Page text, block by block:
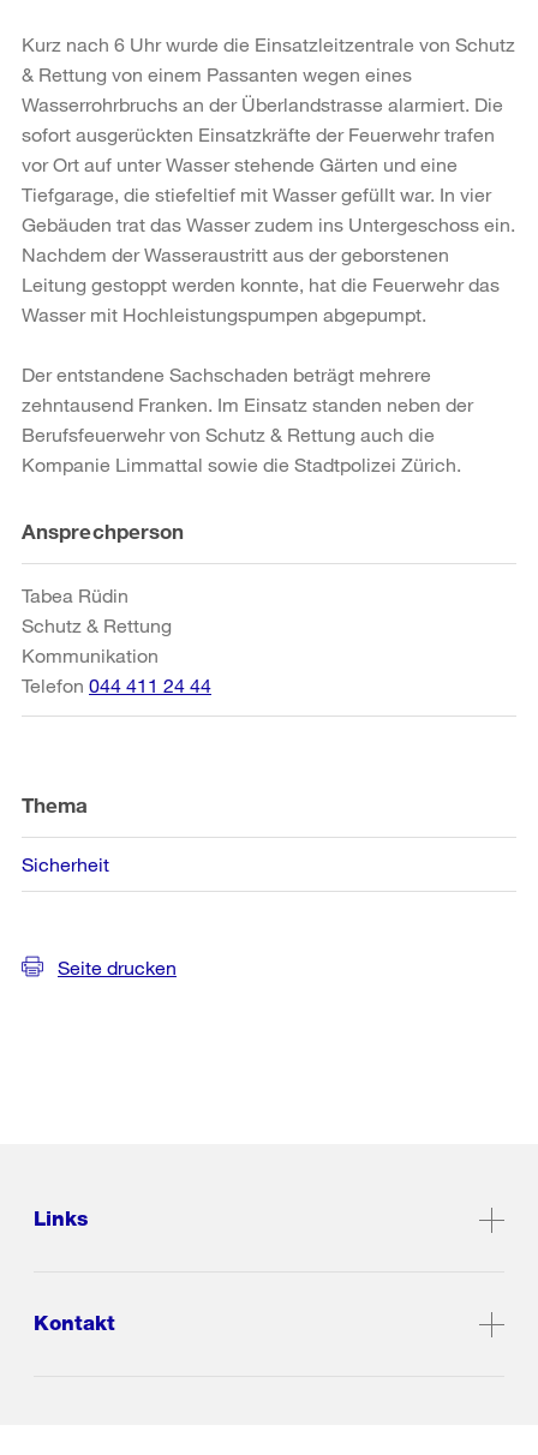
Kurz nach 6 Uhr wurde die Einsatzleitzentrale von Schutz
& Rettung von einem Passanten wegen eines
Wasserrohrbruchs an der Überlandstrasse alarmiert. Die
sofort ausgerückten Einsatzkräfte der Feuerwehr trafen
vor Ort auf unter Wasser stehende Gärten und eine
Tiefgarage, die stiefeltief mit Wasser gefüllt war. In vier
Gebäuden trat das Wasser zudem ins Untergeschoss ein.
Nachdem der Wasseraustritt aus der geborstenen
Leitung gestoppt werden konnte, hat die Feuerwehr das
Wasser mit Hochleistungspumpen abgepumpt.
Der entstandene Sachschaden beträgt mehrere
zehntausend Franken. Im Einsatz standen neben der
Berufsfeuerwehr von Schutz & Rettung auch die
Kompanie Limmattal sowie die Stadtpolizei Zürich.
Weitere
Informationen
Ansprechperson
Tabea Rüdin
Schutz & Rettung
Kommunikation
Telefon 044 411 24 44
Thema
Sicherheit
Seite drucken
Links
Kontakt